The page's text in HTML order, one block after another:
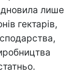
лише
гектарів,